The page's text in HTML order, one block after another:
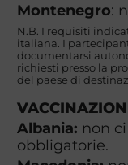
Montenegro:
N.B. I requisiti
italiana. I
documentarsi
richiesti presso la
del paese di
Albania: non
obbligatorie.